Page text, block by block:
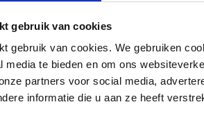
gebruik van cookies
gebruik van cookies. We gebruiken
media te bieden en om ons
partners voor social media,
informatie die u aan ze heeft
Vitera Maskerkussen
FISHER & PAYKEL
€49,74
Meer informatie